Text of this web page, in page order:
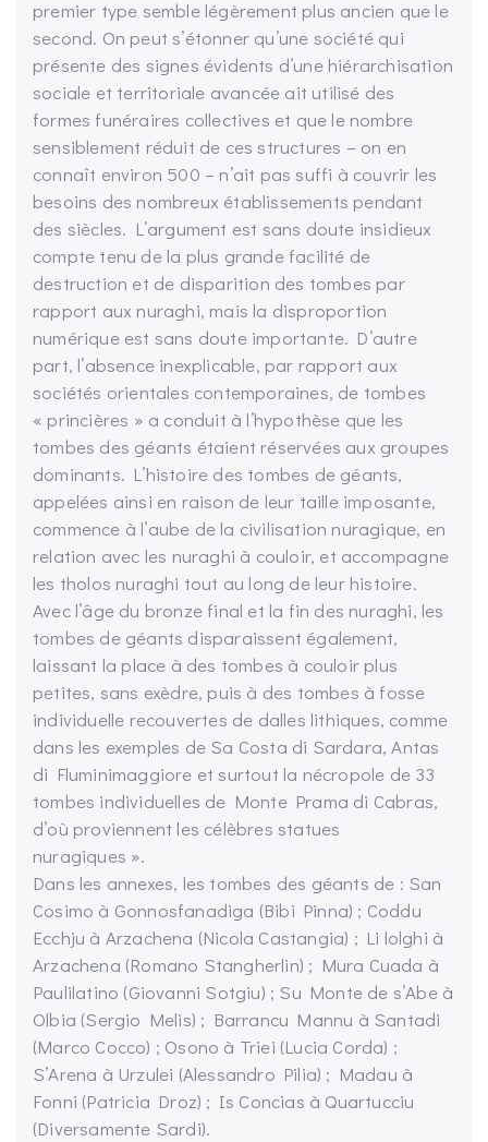
premier type semble légèrement plus ancien que le
second. On peut s’étonner qu’une société qui
présente des signes évidents d’une hiérarchisation
sociale et territoriale avancée ait utilisé des
formes funéraires collectives et que le nombre
sensiblement réduit de ces structures – on en
connaît environ 500 – n’ait pas suffi à couvrir les
besoins des nombreux établissements pendant
des siècles. L’argument est sans doute insidieux
compte tenu de la plus grande facilité de
destruction et de disparition des tombes par
rapport aux nuraghi, mais la disproportion
numérique est sans doute importante. D’autre
part, l’absence inexplicable, par rapport aux
sociétés orientales contemporaines, de tombes
« princières » a conduit à l’hypothèse que les
tombes des géants étaient réservées aux groupes
dominants. L’histoire des tombes de géants,
appelées ainsi en raison de leur taille imposante,
commence à l’aube de la civilisation nuragique, en
relation avec les nuraghi à couloir, et accompagne
les tholos nuraghi tout au long de leur histoire.
Avec l’âge du bronze final et la fin des nuraghi, les
tombes de géants disparaissent également,
laissant la place à des tombes à couloir plus
petites, sans exèdre, puis à des tombes à fosse
individuelle recouvertes de dalles lithiques, comme
dans les exemples de Sa Costa di Sardara, Antas
di Fluminimaggiore et surtout la nécropole de 33
tombes individuelles de Monte Prama di Cabras,
d’où proviennent les célèbres statues
nuragiques ».
Dans les annexes, les tombes des géants de : San
Cosimo à Gonnosfanadiga (Bibi Pinna) ; Coddu
Ecchju à Arzachena (Nicola Castangia) ; Li lolghi à
Arzachena (Romano Stangherlin) ; Mura Cuada à
Paulilatino (Giovanni Sotgiu) ; Su Monte de s’Abe à
Olbia (Sergio Melis) ; Barrancu Mannu à Santadi
(Marco Cocco) ; Osono à Triei (Lucia Corda) ;
S’Arena à Urzulei (Alessandro Pilia) ; Madau à
Fonni (Patricia Droz) ; Is Concias à Quartucciu
(Diversamente Sardi).